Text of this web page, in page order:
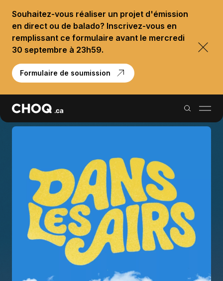
Souhaitez-vous réaliser un projet d'émission
en direct ou de balado? Inscrivez-vous en
remplissant ce formulaire avant le mercredi
30 septembre à 23h59.
Formulaire de soumission
Reportages
Palmarès
À propos
S'impliquer